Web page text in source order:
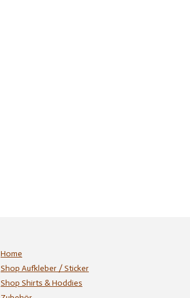
Home
Shop Aufkleber / Sticker
Shop Shirts & Hoddies